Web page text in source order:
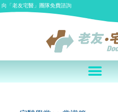
向「老友宅醫」團隊免費諮詢